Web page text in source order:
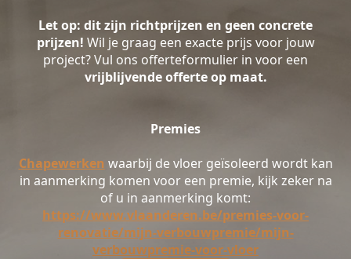
Let op: dit zijn richtprijzen en geen concrete
prijzen! Wil je graag een exacte prijs voor jouw
project? Vul ons offerteformulier in voor een
vrijblijvende offerte op maat.
Premies
Chapewerken waarbij de vloer geïsoleerd wordt kan
in aanmerking komen voor een premie, kijk zeker na
of u in aanmerking komt:
https://www.vlaanderen.be/premies-voor-
renovatie/mijn-verbouwpremie/mijn-
verbouwpremie-voor-vloer